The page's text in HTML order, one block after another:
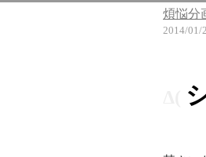
煩悩分
2014/01/